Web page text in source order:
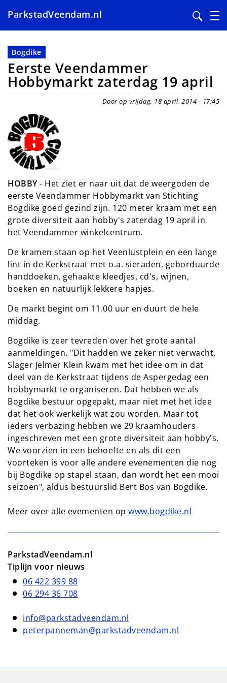
en
naar
de
inhoud
ParkstadVeendam.nl
Bogdike
Eerste Veendammer
Hobbymarkt zaterdag 19 april
Door op vrijdag, 18 april, 2014 - 17:45
HOBBY- Het ziet er naar uit dat de weergoden de
eerste Veendammer Hobbymarkt van Stichting
Bogdike goed gezind zijn. 120 meter kraam met een
grote diversiteit aan hobby's zaterdag 19 april in
het Veendammer winkelcentrum.
De kramen staan op het Veenlustplein en een lange
lint in de Kerkstraat met o.a. sieraden, geborduurde
handdoeken, gehaakte kleedjes, cd's, wijnen,
boeken en natuurlijk lekkere hapjes.
De markt begint om 11.00 uur en duurt de hele
middag.
Bogdike is zeer tevreden over het grote aantal
aanmeldingen. "Dit hadden we zeker niet verwacht.
Slager Jelmer Klein kwam met het idee om in dat
deel van de Kerkstraat tijdens de Aspergedag een
hobbymarkt te organiseren. Dat hebben we als
Bogdike bestuur opgepakt, maar niet met het idee
dat het ook werkelijk wat zou worden. Maar tot
ieders verbazing hebben we 29 kraamhouders
ingeschreven met een grote diversiteit aan hobby's.
We voorzien in een behoefte en als dit een
voorteken is voor alle andere evenementen die nog
bij Bogdike op stapel staan, dan wordt het een mooi
seizoen", aldus bestuurslid Bert Bos van Bogdike.
Meer over alle evementen op www.bogdike.nl
ParkstadVeendam.nl
Tiplijn voor nieuws
06 422 399 88
06 294 36 708
info@parkstadveendam.nl
peterpanneman@parkstadveendam.nl